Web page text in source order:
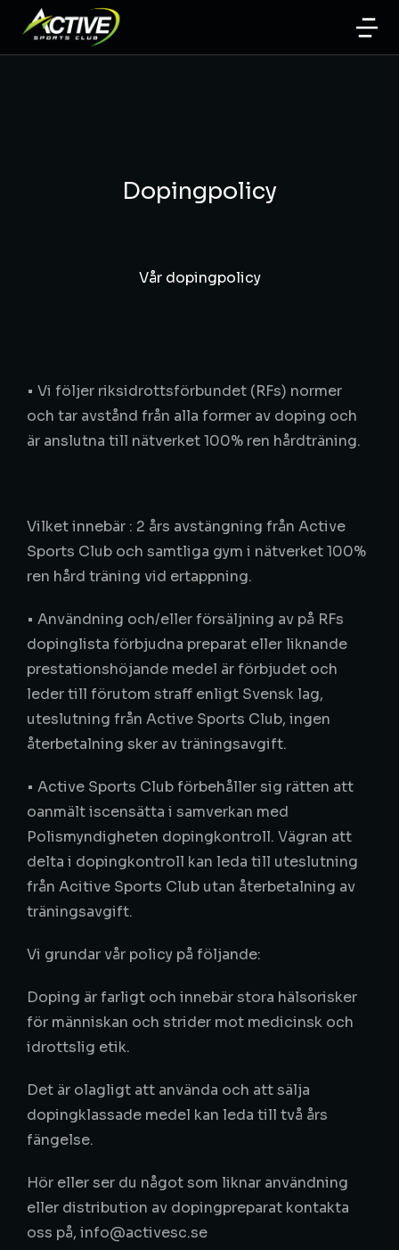
Dopingpolicy
Vår dopingpolicy
• Vi följer riksidrottsförbundet (RFs) normer
och tar avstånd från alla former av doping och
är anslutna till nätverket 100% ren hårdträning.
Vilket innebär : 2 års avstängning från Active
Sports Club och samtliga gym i nätverket 100%
ren hård träning vid ertappning.
• Användning och/eller försäljning av på RFs
dopinglista förbjudna preparat eller liknande
prestationshöjande medel är förbjudet och
leder till förutom straff enligt Svensk lag,
uteslutning från Active Sports Club, ingen
återbetalning sker av träningsavgift.
• Active Sports Club förbehåller sig rätten att
oanmält iscensätta i samverkan med
Polismyndigheten dopingkontroll. Vägran att
delta i dopingkontroll kan leda till uteslutning
från Acitive Sports Club utan återbetalning av
träningsavgift.
Vi grundar vår policy på följande:
Doping är farligt och innebär stora hälsorisker
för människan och strider mot medicinsk och
idrottslig etik.
Det är olagligt att använda och att sälja
dopingklassade medel kan leda till två års
fängelse.
Hör eller ser du något som liknar användning
eller distribution av dopingpreparat kontakta
oss på, info@activesc.se